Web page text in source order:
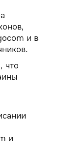
и в
что
и